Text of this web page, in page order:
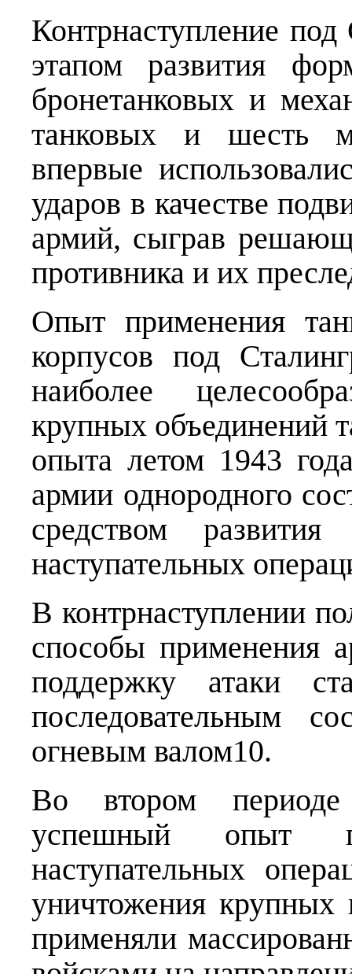
Контрнаступление
этапом развития
бронетанковых и
танковых и шесть
впервые
ударов в качестве
армий, сыграв
противника и их
Опыт применения
корпусов под
наиболее
крупных объединений
опыта летом 1943
армии однородного
средством
наступательных
В контрнаступлении
способы применения
поддержку атаки
последовательным
огневым валом10.
Во втором
успешный опыт
наступательных
уничтожения крупных
применяли